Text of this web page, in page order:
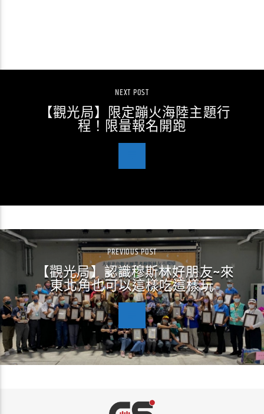
NEXT POST
【觀光局】限定蹦火海陸主題行
程！限量報名開跑
PREVIOUS POST
【觀光局】認識穆斯林好朋友~來
東北角也可以這樣吃這樣玩